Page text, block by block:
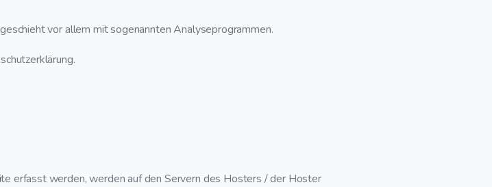
vor allem mit sogenannten Analyseprogrammen.
erfasst werden, werden auf den Servern des Hosters / der Hoster